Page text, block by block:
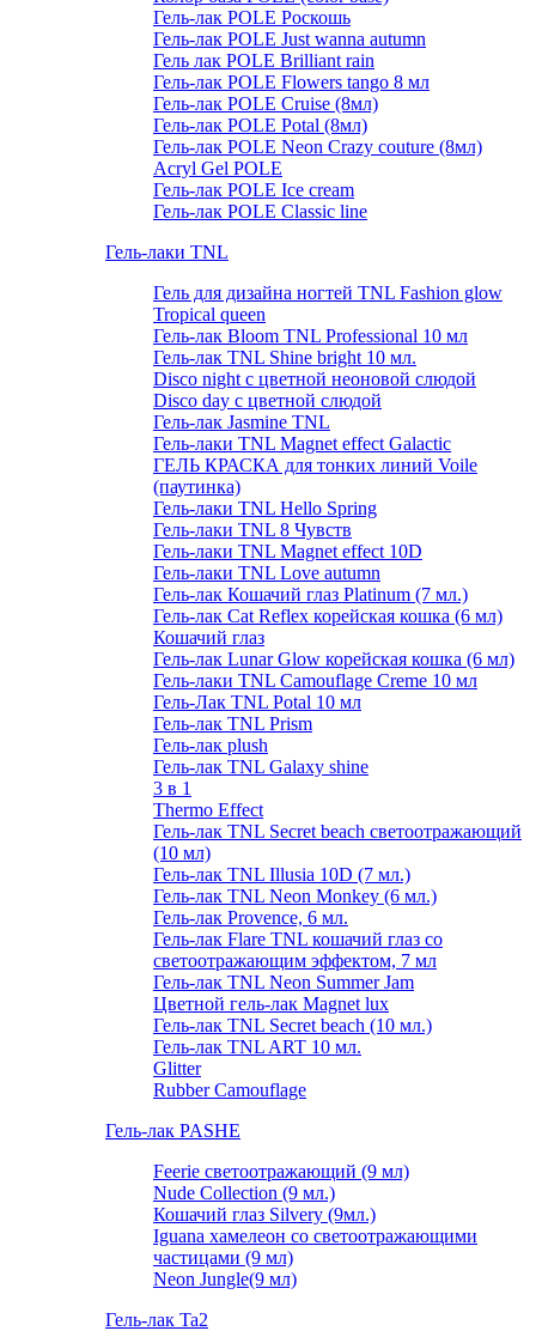
Гель-лак POLE Роскошь
Гель-лак POLE Just wanna autumn
Гель лак POLE Brilliant rain
Гель-лак POLE Flowers tango 8 мл
Гель-лак POLE Cruise (8мл)
Гель-лак POLE Potal (8мл)
Гель-лак POLE Neon Crazy couture (8мл)
Acryl Gel POLE
Гель-лак POLE Ice cream
Гель-лак POLE Classic line
Гель-лаки TNL
Гель для дизайна ногтей TNL Fashion glow
Tropical queen
Гель-лак Bloom TNL Professional 10 мл
Гель-лак TNL Shine bright 10 мл.
Disco night с цветной неоновой слюдой
Disco day с цветной слюдой
Гель-лак Jasmine TNL
Гель-лаки TNL Magnet effect Galactic
ГЕЛЬ КРАСКА для тонких линий Voile
(паутинка)
Гель-лаки TNL Hello Spring
Гель-лаки TNL 8 Чувств
Гель-лаки TNL Magnet effect 10D
Гель-лаки TNL Love autumn
Гель-лак Кошачий глаз Platinum (7 мл.)
Гель-лак Cat Reflex корейская кошка (6 мл)
Кошачий глаз
Гель-лак Lunar Glow корейская кошка (6 мл)
Гель-лаки TNL Camouflage Creme 10 мл
Гель-Лак TNL Potal 10 мл
Гель-лак TNL Prism
Гель-лак plush
Гель-лак TNL Galaxy shine
3 в 1
Thermo Effect
Гель-лак TNL Secret beach светоотражающий
(10 мл)
Гель-лак TNL Illusia 10D (7 мл.)
Гель-лак TNL Neon Monkey (6 мл.)
Гель-лак Provence, 6 мл.
Гель-лак Flare TNL кошачий глаз со
светоотражающим эффектом, 7 мл
Гель-лак TNL Neon Summer Jam
Цветной гель-лак Magnet lux
Гель-лак TNL Secret beach (10 мл.)
Гель-лак TNL ART 10 мл.
Glitter
Rubber Camouflage
Гель-лак PASHE
Feerie светоотражающий (9 мл)
Nude Collection (9 мл.)
Кошачий глаз Silvery (9мл.)
Iguana хамелеон со светоотражающими
частицами (9 мл)
Neon Jungle(9 мл)
Гель-лак Ta2